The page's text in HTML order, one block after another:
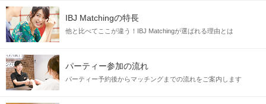
■リードしてくれる方
IBJ Matchingの特長
他と比べてここが違う！IBJ Matchingが選ばれる理由とは
パーティー参加の流れ
パーティー予約後からマッチングまでの流れをご案内します